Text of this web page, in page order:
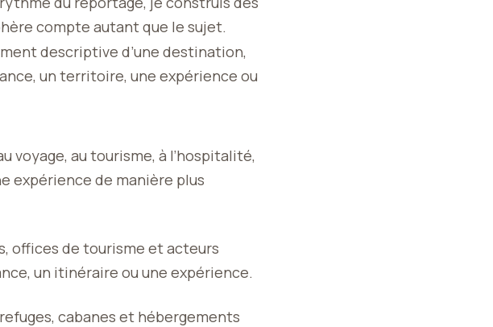
compte autant que le sujet.
descriptive d’une destination,
un territoire, une expérience ou
voyage, au tourisme, à l’hospitalité,
expérience de manière plus
offices de tourisme et acteurs
un itinéraire ou une expérience.
cabanes et hébergements